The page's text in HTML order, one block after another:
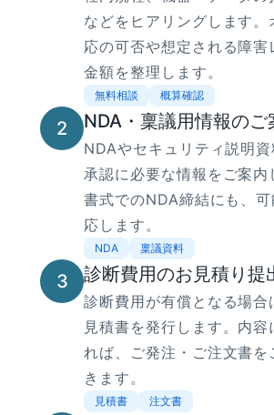
などをヒアリングします。
応の可否や想定される障害
金額を整理します。
無料相談 概算確認
2 NDA・稟議用情報のご
NDAやセキュリティ説明
承認に必要な情報をご案内
書式でのNDA締結にも、
応します。
NDA 稟議資料
3 診断費用のお見積り提
診断費用が有償となる場合
見積書を発行します。内容
れば、ご発注・ご注文書を
きます。
見積書 注文書